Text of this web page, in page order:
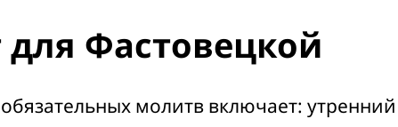
для Фастовецкой
молитв включает: утренний